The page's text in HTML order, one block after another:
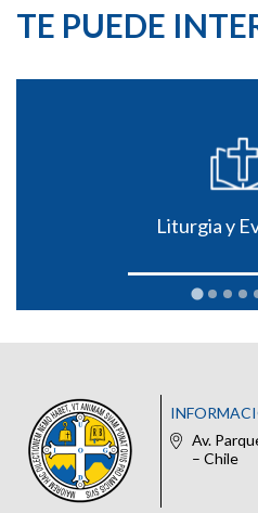
TE PUEDE
Liturgia y
Av.
– Chile